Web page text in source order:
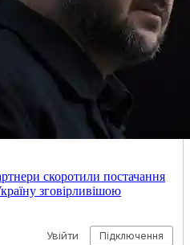
скоротили постачання
зговірливішою